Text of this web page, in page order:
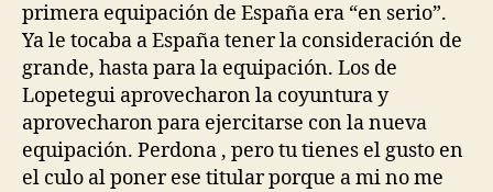
primera equipación de España era “en serio”.
Ya le tocaba a España tener la consideración de
grande, hasta para la equipación. Los de
Lopetegui aprovecharon la coyuntura y
aprovecharon para ejercitarse con la nueva
equipación. Perdona , pero tu tienes el gusto en
el culo al poner ese titular porque a mi no me